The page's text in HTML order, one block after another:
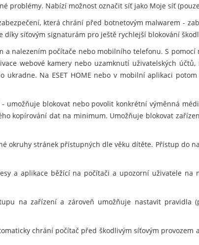
problémy. Nabízí možnost označit síť jako Moje síť
která chrání před botnetovým malwarem -
díky síťovým signaturám pro ještě rychlejší blokování
a nalezením počítače nebo mobilního telefonu. S
webové kamery nebo uzamknutí uživatelských
Na ESET HOME nebo v mobilní aplikaci
- umožňuje blokovat nebo povolit konkrétní výměnná
kopírování dat na minimum. Umožňuje blokovat
okruhy stránek přístupných dle věku dítěte. Přístup do
a aplikace běžící na počítači a upozorní uživatele na
na zařízení a zároveň umožňuje nastavit pravidla
chrání počítač před škodlivým síťovým provozem